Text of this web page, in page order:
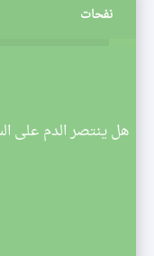
نفحات
هل ينتصر الدم على